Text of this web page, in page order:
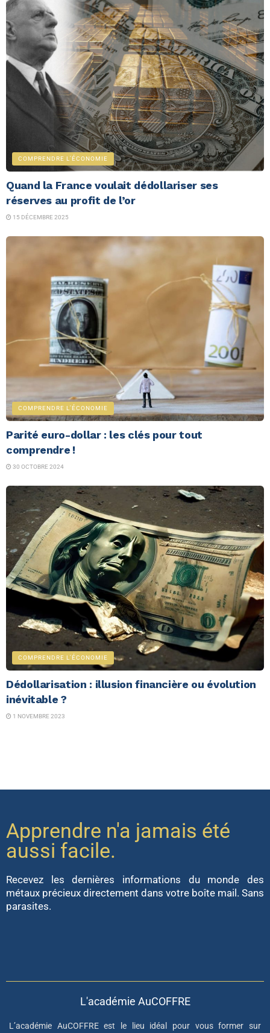
COMPRENDRE L'ÉCONOMIE
Quand la France voulait dédollariser ses
réserves au profit de l’or
15 DÉCEMBRE 2025
COMPRENDRE L'ÉCONOMIE
Parité euro-dollar : les clés pour tout
comprendre !
30 OCTOBRE 2024
COMPRENDRE L'ÉCONOMIE
Dédollarisation : illusion financière ou évolution
inévitable ?
1 NOVEMBRE 2023
Apprendre n'a jamais été
aussi facile.
Recevez les dernières informations du monde des
métaux précieux directement dans votre boîte mail. Sans
parasites.
L'académie AuCOFFRE
L’académie AuCOFFRE est le lieu idéal pour vous former sur